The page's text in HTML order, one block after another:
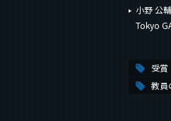
小野 公
Tokyo
受賞
教員